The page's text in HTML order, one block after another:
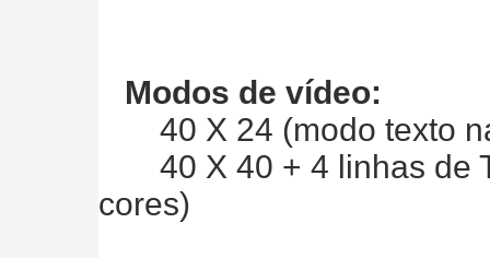
Modos de vídeo:
40 X 24 (modo texto
40 X 40 + 4 linhas de
cores)